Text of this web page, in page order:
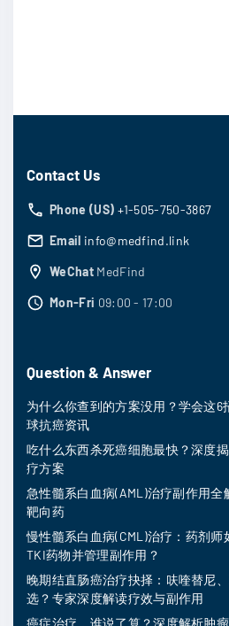
Contact Us
Phone (US) +1-505-750-3867
Email info@medfind.link
WeChat MedFind
Mon-Fri 09:00 - 17:00
Question & Answer
为什么你查到的方案没用？学会这
球抗癌资讯
吃什么东西杀死癌细胞最快？深度
疗方案
急性髓系白血病(AML)治疗副作用
靶向药
慢性髓系白血病(CML)治疗：药剂
TKI药物并管理副作用？
晚期结直肠癌治疗抉择：呋喹替尼
选？专家深度解读疗效与副作用